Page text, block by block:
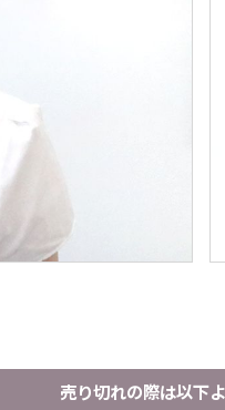
売り切れの際は以下